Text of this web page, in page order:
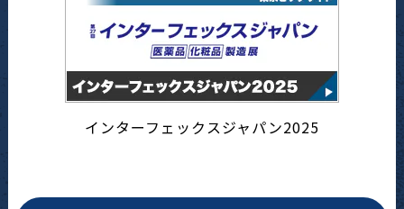
インターフェックスジャパン2025